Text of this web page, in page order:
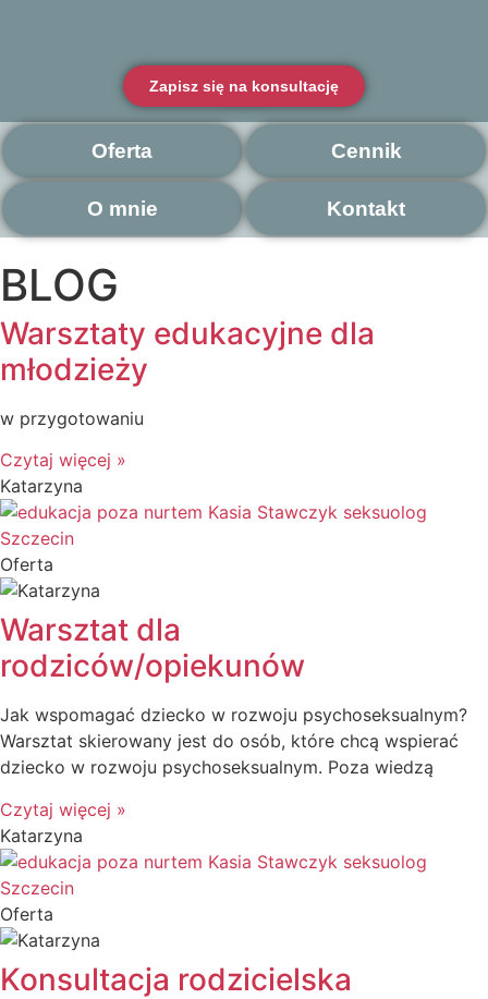
Zapisz się na konsultację
Oferta Cennik
O mnie Kontakt
BLOG
Warsztaty edukacyjne dla
młodzieży
w przygotowaniu
Czytaj więcej »
Katarzyna
Oferta
Warsztat dla
rodziców/opiekunów
Jak wspomagać dziecko w rozwoju psychoseksualnym?
Warsztat skierowany jest do osób, które chcą wspierać
dziecko w rozwoju psychoseksualnym. Poza wiedzą
Czytaj więcej »
Katarzyna
Oferta
Konsultacja rodzicielska